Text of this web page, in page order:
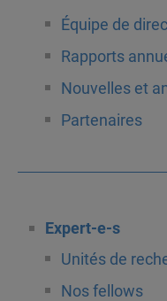
Équipe de
Rapports
Nouvelles et
Partenaires
Expert-e-s
Unités de
Nos fellows